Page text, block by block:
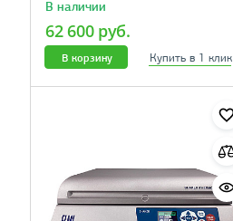
В наличии
62 600 руб.
В корзину Купить в 1 клик